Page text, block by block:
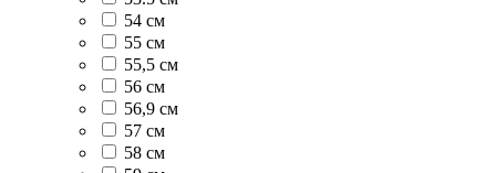
54 см
55 см
55,5 см
56 см
56,9 см
57 см
58 см